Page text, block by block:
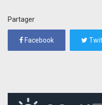
Partager
Facebook